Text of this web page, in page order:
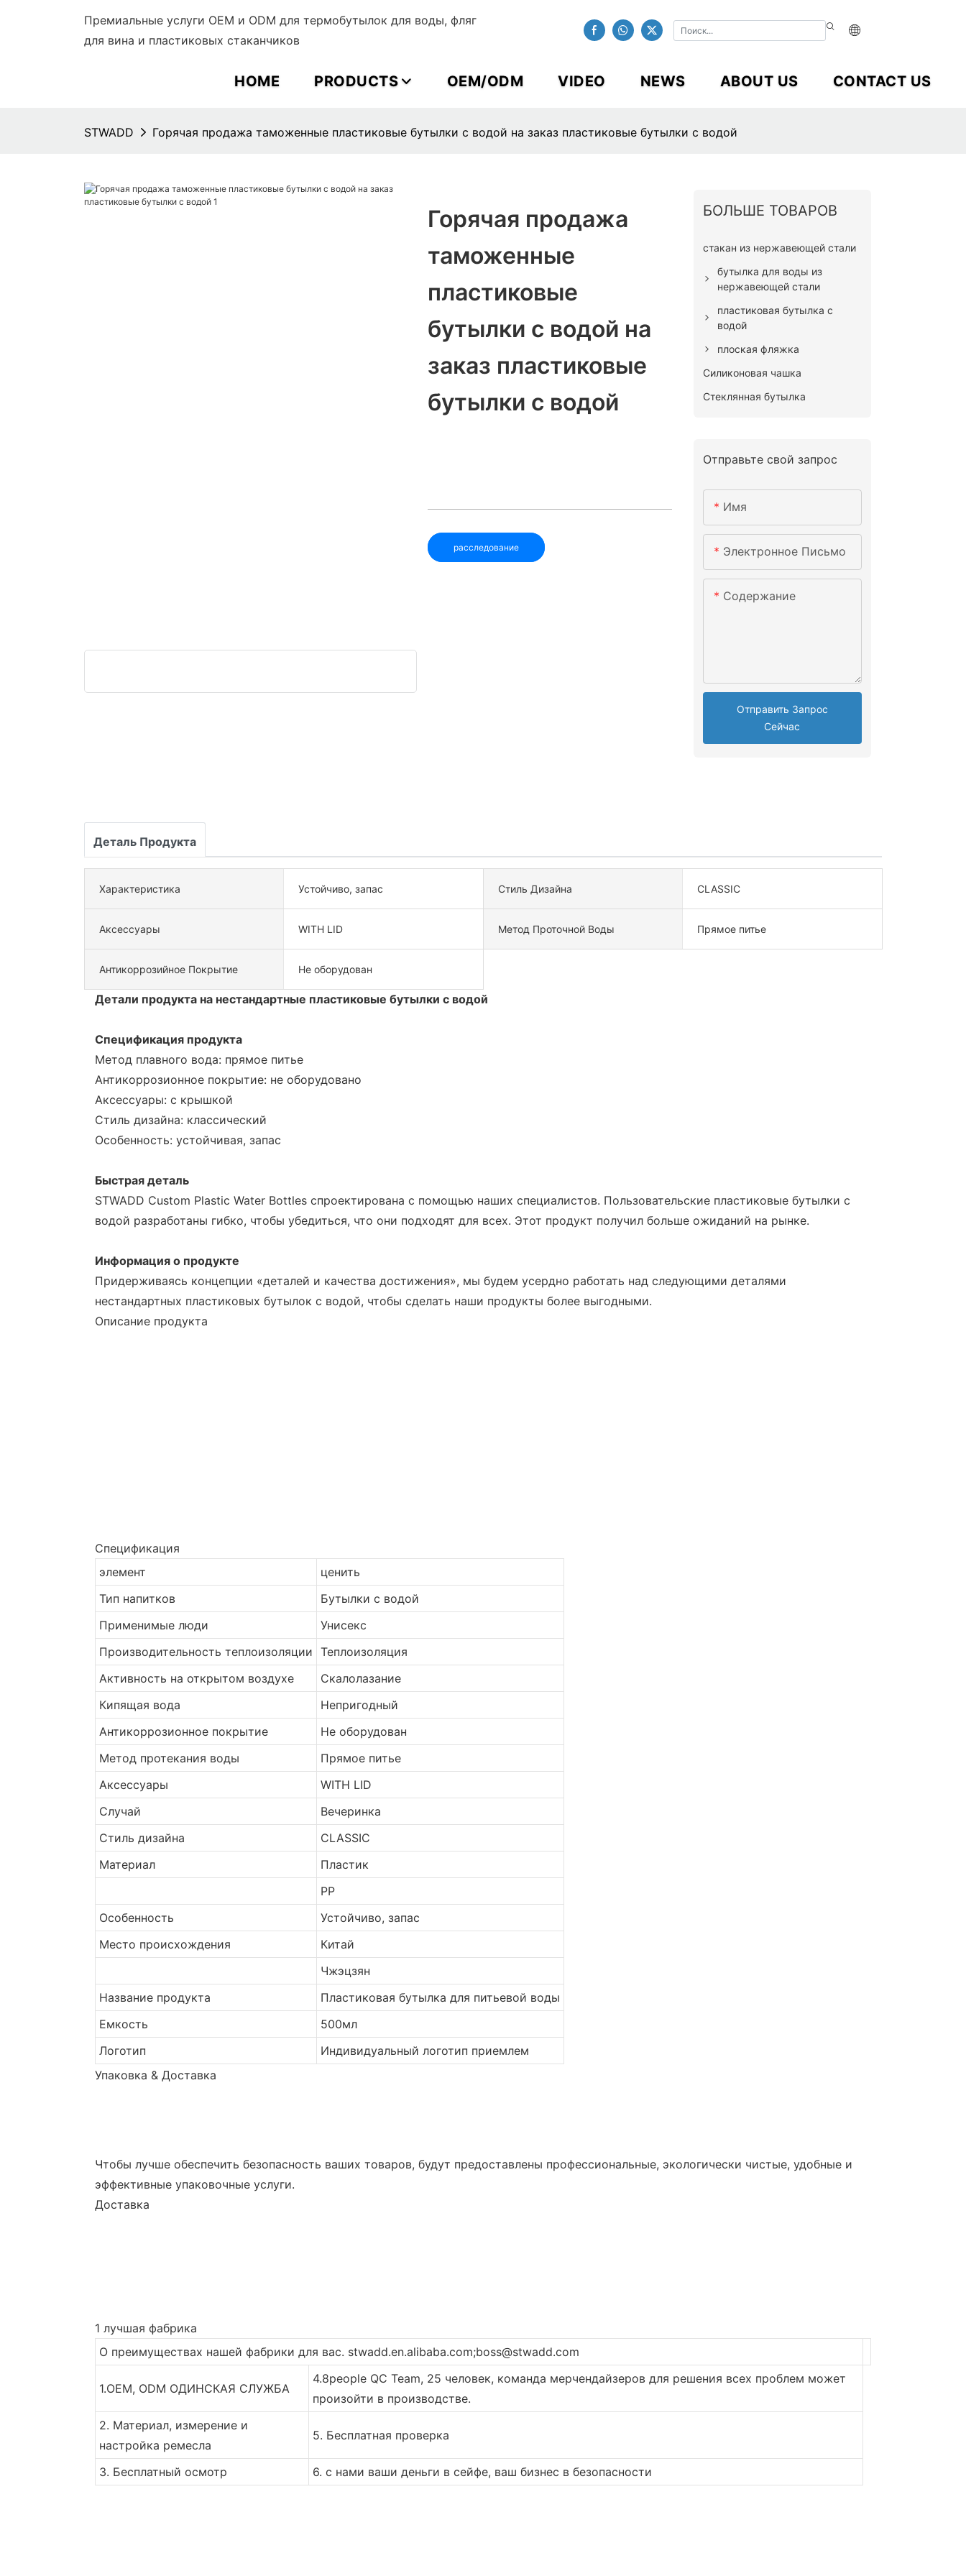
Премиальные услуги OEM и ODM для термобутылок для воды, фляг
для вина и пластиковых стаканчиков
HOME PRODUCTS OEM/ODM VIDEO NEWS ABOUT US CONTACT US
STWADD Горячая продажа таможенные пластиковые бутылки с водой на заказ пластиковые бутылки с водой
Горячая продажа
таможенные
пластиковые
бутылки с водой на
заказ пластиковые
бутылки с водой
расследование
БОЛЬШЕ ТОВАРОВ
стакан из нержавеющей стали
бутылка для воды из
нержавеющей стали
пластиковая бутылка с
водой
плоская фляжка
Силиконовая чашка
Стеклянная бутылка
Отправьте свой запрос
Имя
Электронное Письмо
Содержание
Отправить Запрос
Сейчас
Деталь Продукта
Характеристика Устойчиво, запас Стиль Дизайна CLASSIC
Аксессуары WITH LID Метод Проточной Воды Прямое питье
Антикоррозийное Покрытие Не оборудован
Детали продукта на нестандартные пластиковые бутылки с водой
Спецификация продукта
Метод плавного вода: прямое питье
Антикоррозионное покрытие: не оборудовано
Аксессуары: с крышкой
Стиль дизайна: классический
Особенность: устойчивая, запас
Быстрая деталь
STWADD Custom Plastic Water Bottles спроектирована с помощью наших специалистов. Пользовательские пластиковые бутылки с
водой разработаны гибко, чтобы убедиться, что они подходят для всех. Этот продукт получил больше ожиданий на рынке.
Информация о продукте
Придерживаясь концепции «деталей и качества достижения», мы будем усердно работать над следующими деталями
нестандартных пластиковых бутылок с водой, чтобы сделать наши продукты более выгодными.
Описание продукта
Спецификация
элемент
ценить
Тип напитков
Бутылки с водой
Применимые люди
Унисекс
Производительность теплоизоляции Теплоизоляция
Активность на открытом воздухе
Скалолазание
Кипящая вода
Непригодный
Антикоррозионное покрытие
Не оборудован
Метод протекания воды
Прямое питье
Аксессуары
WITH LID
Случай
Вечеринка
Стиль дизайна
CLASSIC
Материал
Пластик
PP
Особенность
Устойчиво, запас
Место происхождения
Китай
Чжэцзян
Название продукта
Пластиковая бутылка для питьевой воды
Емкость
500мл
Логотип
Индивидуальный логотип приемлем
Упаковка & Доставка
Чтобы лучше обеспечить безопасность ваших товаров, будут предоставлены профессиональные, экологически чистые, удобные и
эффективные упаковочные услуги.
Доставка
1 лучшая фабрика
О преимуществах нашей фабрики для вас. stwadd.en.alibaba.com;boss@stwadd.com
1.OEM, ODM ОДИНСКАЯ СЛУЖБА
4.8people QC Team, 25 человек, команда мерчендайзеров для решения всех проблем может
произойти в производстве.
2. Материал, измерение и
настройка ремесла
5. Бесплатная проверка
3. Бесплатный осмотр 6. с нами ваши деньги в сейфе, ваш бизнес в безопасности